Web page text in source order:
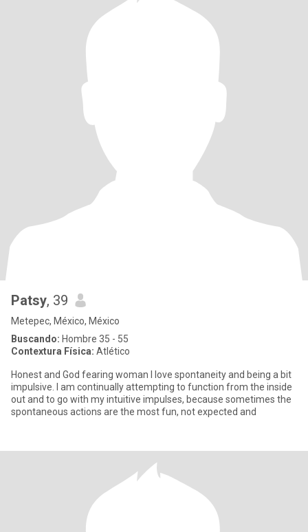
Patsy, 39
Metepec, México, México
Buscando: Hombre 35 - 55
Contextura Física: Atlético
Honest and God fearing woman I love spontaneity and being a bit
impulsive. I am continually attempting to function from the inside
out and to go with my intuitive impulses, because sometimes the
spontaneous actions are the most fun, not expected and